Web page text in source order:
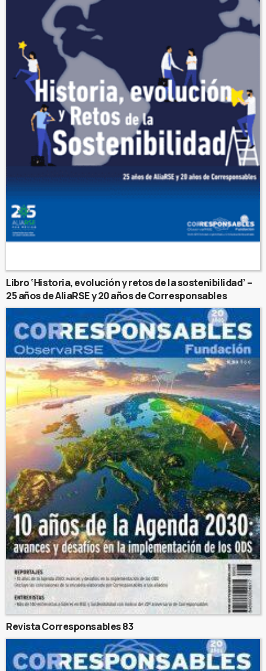
Libro ‘Historia, evolución y retos de la sostenibilidad’ –
25 años de AliaRSE y 20 años de Corresponsables
Revista Corresponsables 83